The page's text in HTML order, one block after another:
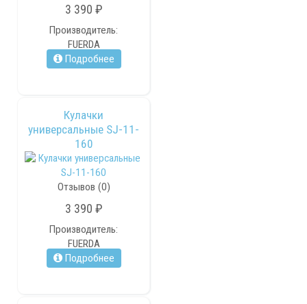
3 390 ₽
Производитель:
FUERDA
Подробнее
Кулачки
универсальные SJ-11-
160
Отзывов (0)
3 390 ₽
Производитель:
FUERDA
Подробнее